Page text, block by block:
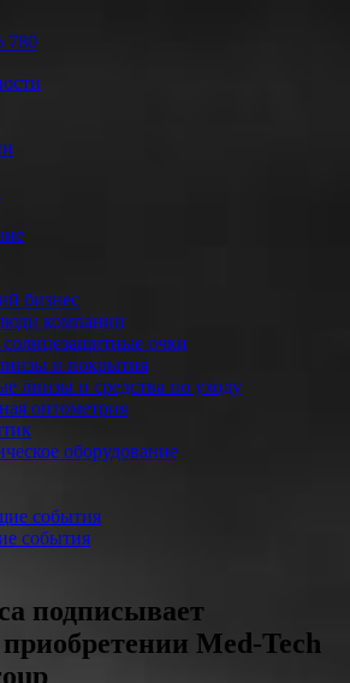
бизнес
компании
очки
и покрытия
линзы и средства по уходу
оптометрия
оборудование
события
события
подписывает
Med-Tech